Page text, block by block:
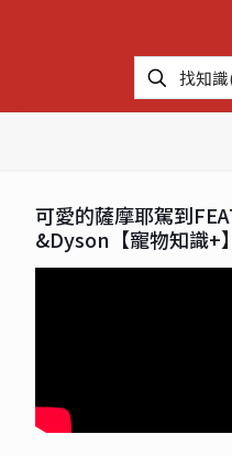
可愛的薩摩耶駕到
&Dyson【寵物知識+】